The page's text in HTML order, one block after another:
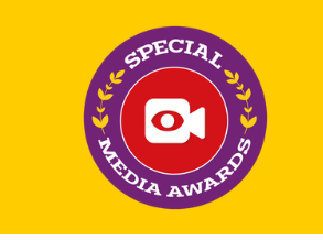
Special
Media
Awards